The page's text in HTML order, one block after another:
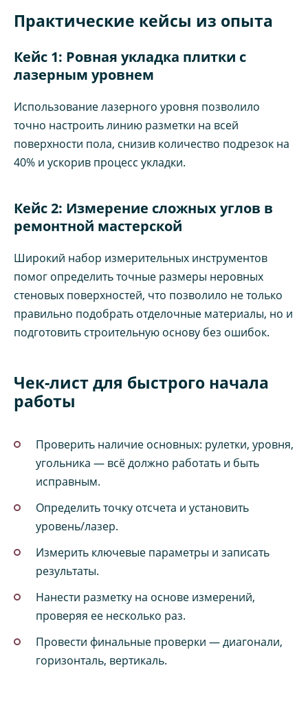
Практические кейсы из опыта
Кейс 1: Ровная укладка плитки с
лазерным уровнем
Использование лазерного уровня позволило
точно настроить линию разметки на всей
поверхности пола, снизив количество подрезок на
40% и ускорив процесс укладки.
Кейс 2: Измерение сложных углов в
ремонтной мастерской
Широкий набор измерительных инструментов
помог определить точные размеры неровных
стеновых поверхностей, что позволило не только
правильно подобрать отделочные материалы, но и
подготовить строительную основу без ошибок.
Чек-лист для быстрого начала
работы
Проверить наличие основных: рулетки, уровня,
угольника — всё должно работать и быть
исправным.
Определить точку отсчета и установить
уровень/лазер.
Измерить ключевые параметры и записать
результаты.
Нанести разметку на основе измерений,
проверяя ее несколько раз.
Провести финальные проверки — диагонали,
горизонталь, вертикаль.